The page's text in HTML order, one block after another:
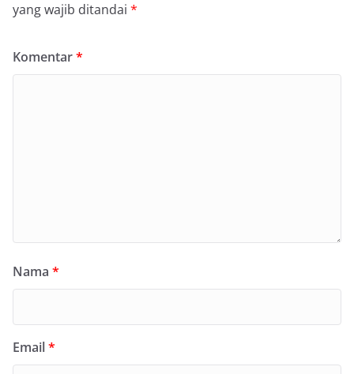
yang wajib ditandai *
Komentar*
Nama *
Email*